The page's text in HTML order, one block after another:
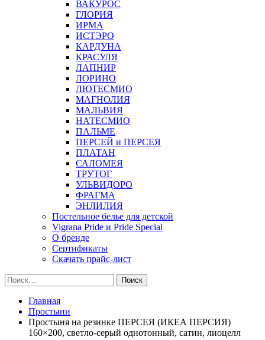
ВАКУРОС
ГЛОРИЯ
ИРМА
ИСТЭРО
КАРДУНА
КРАСУЛЯ
ЛАПНИР
ЛОРИНО
ЛЮТЕСМИО
МАГНОЛИЯ
МАЛЬВИЯ
НАТЕСМИО
ПАЛЬМЕ
ПЕРСЕЙ и ПЕРСЕЯ
ПЛАТАН
САЛОМЕЯ
ТРУТОГ
УЛЬВИДОРО
ФРАГМА
ЭНЛИЛИЯ
Постельное белье для детской
Vigrana Pride и Pride Special
О бренде
Сертификаты
Скачать прайс-лист
Найти:
Главная
Простыни
Простыня на резинке ПЕРСЕЯ (ИКЕА ПЕРСИЯ)
160×200, светло-серый однотонный, сатин, лиоцелл